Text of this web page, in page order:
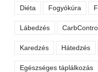
Diéta Fogyókúra
Lábedzés
Karedzés Hátedzés
Egészséges táplálkozás